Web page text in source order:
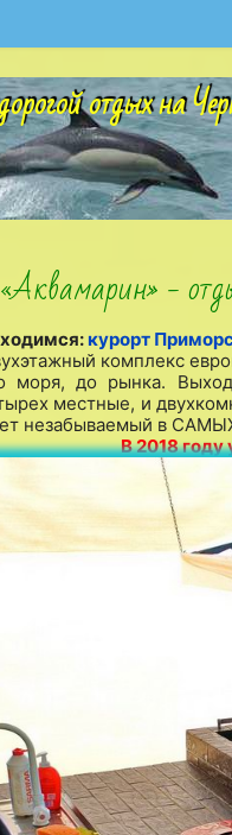
отдых на
-
курорт
комплекс
моря, до рынка.
местные, и
незабываемый в
В 2018 году